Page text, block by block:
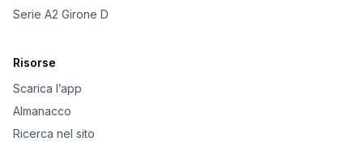
Serie A2 Girone D
Risorse
Scarica l’app
Almanacco
Ricerca nel sito